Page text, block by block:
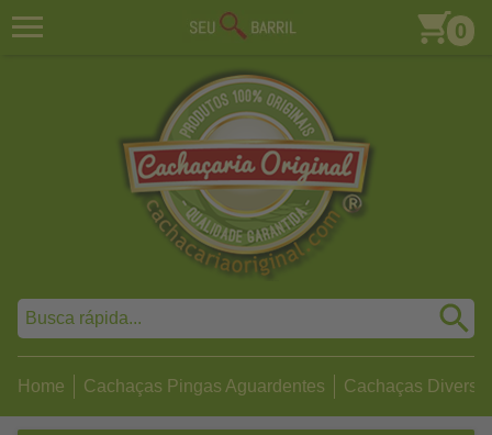
0
Home Cachaças Pingas Aguardentes Cachaças